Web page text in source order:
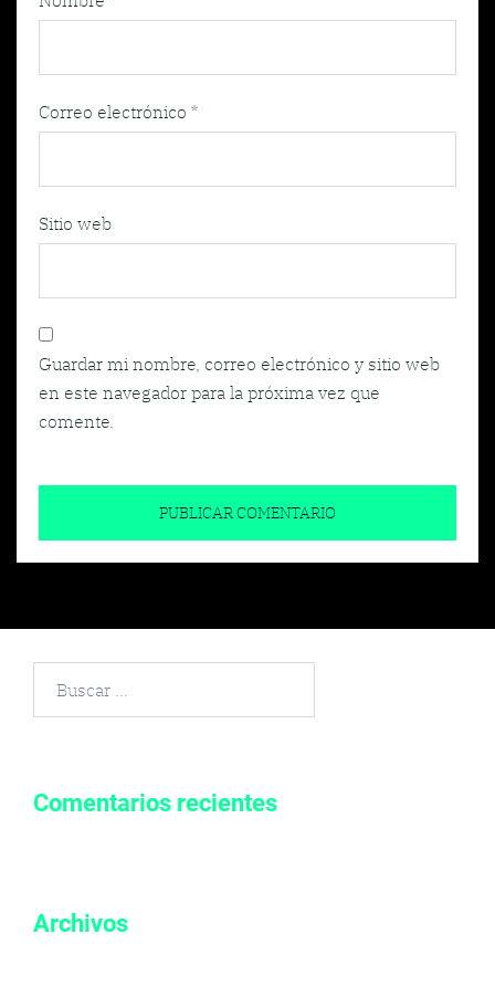
Correo electrónico *
Sitio web
Guardar mi nombre, correo electrónico y sitio web
en este navegador para la próxima vez que
comente.
Comentarios recientes
Archivos